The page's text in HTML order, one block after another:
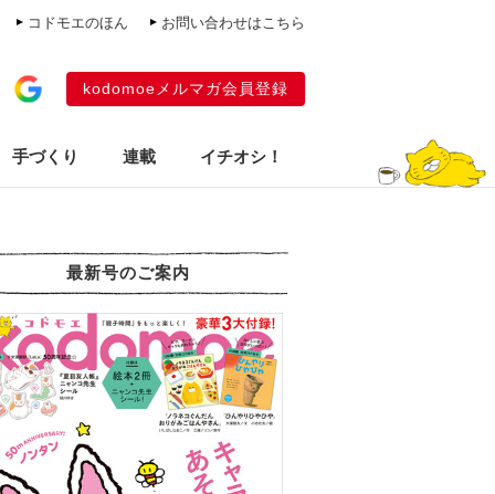
コドモエのほん お問い合わせはこちら
kodomoeメルマガ会員登録
手づくり 連載 イチオシ！
最新号のご案内